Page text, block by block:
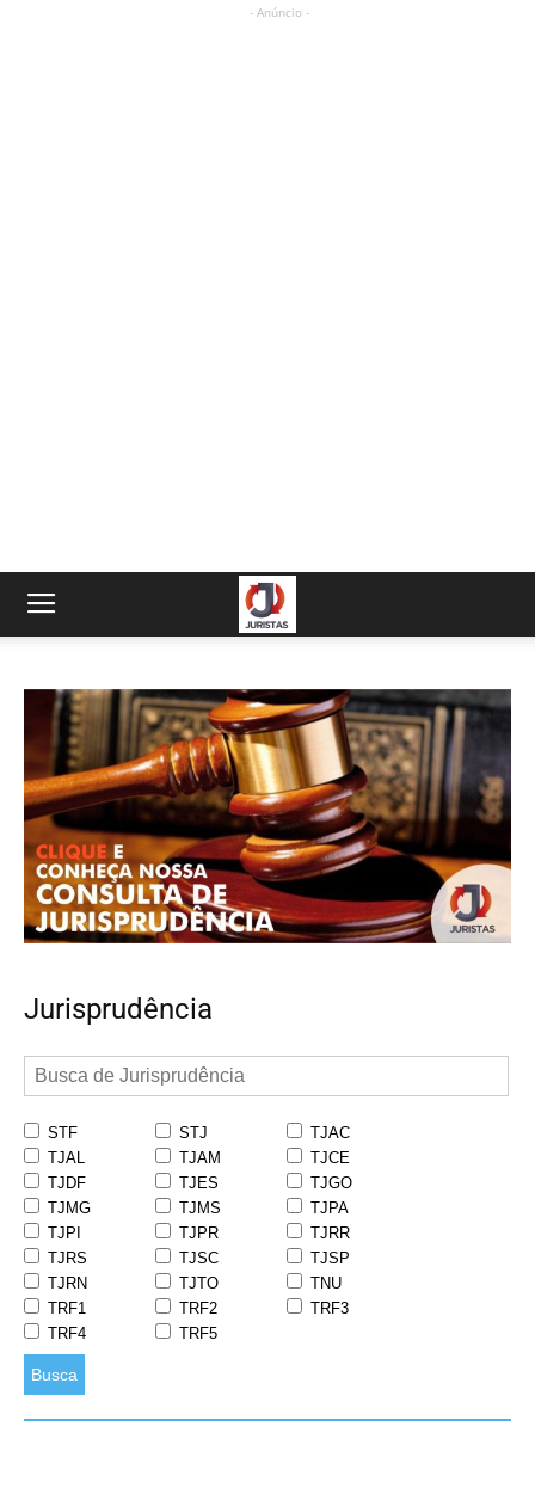
- Anúncio -
Jurisprudência
STF STJ
TJAC
TJAL
TJAM
TJCE
TJDF
TJES
TJGO
TJMG
TJMS
TJPA
TJPI
TJPR
TJRR
TJRS
TJSC
TJSP
TJRN
TJTO
TNU
TRF1
TRF2
TRF3
TRF4
TRF5
Busca